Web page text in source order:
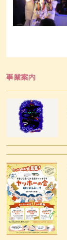
事業案内